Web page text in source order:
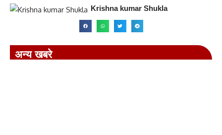
Krishna kumar Shukla
अन्य खबरे